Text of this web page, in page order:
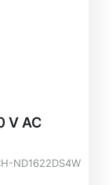
V AC
ND1622DS4W